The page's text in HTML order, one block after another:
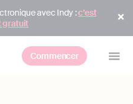
avec Indy :c’est
gratuit
Commencer